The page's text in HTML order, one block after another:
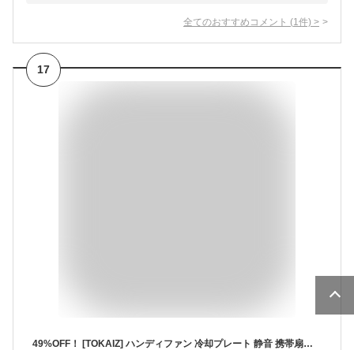
全てのおすすめコメント (1 件) >
17
49%OFF！ [TOKAIZ] ハンディファン 冷却プレート 静音 携帯扇風機 ペルチェ素子 手持ち扇風機 首掛け扇風機 クリップ 100段階風量 4800mAh 6WAY 卓上 軽量 折りたたみ 暑さ対策 熱中症対策 通勤 アウトドア 液晶表示